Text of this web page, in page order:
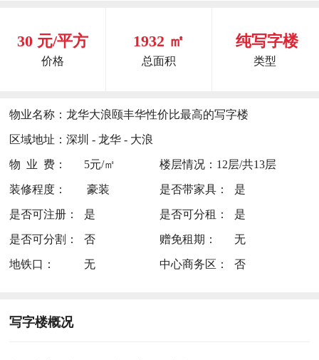
30 元/平方
价格
1932 ㎡
总面积
纯写字楼
类型
物业名称：龙华大浪颐丰华性价比最高的写字楼
区域地址：深圳 - 龙华 - 大浪
物 业 费： 5元/㎡ 楼层情况： 12层/共13层
装修程度： 豪装 是否带家具： 是
是否可注册： 是 是否可分租： 是
是否可分割： 否 赠免租期： 无
地铁口： 无 中心商务区： 否
写字楼概况